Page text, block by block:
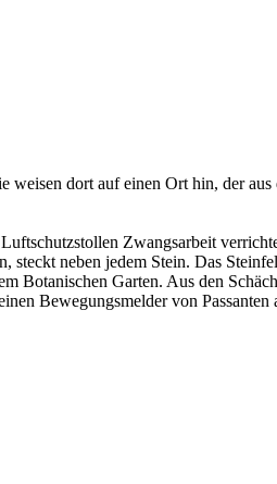
weisen dort auf einen Ort hin, der
Zwangsarbeit
steckt neben jedem Stein. Das
Botanischen Garten. Aus den
Bewegungsmelder von